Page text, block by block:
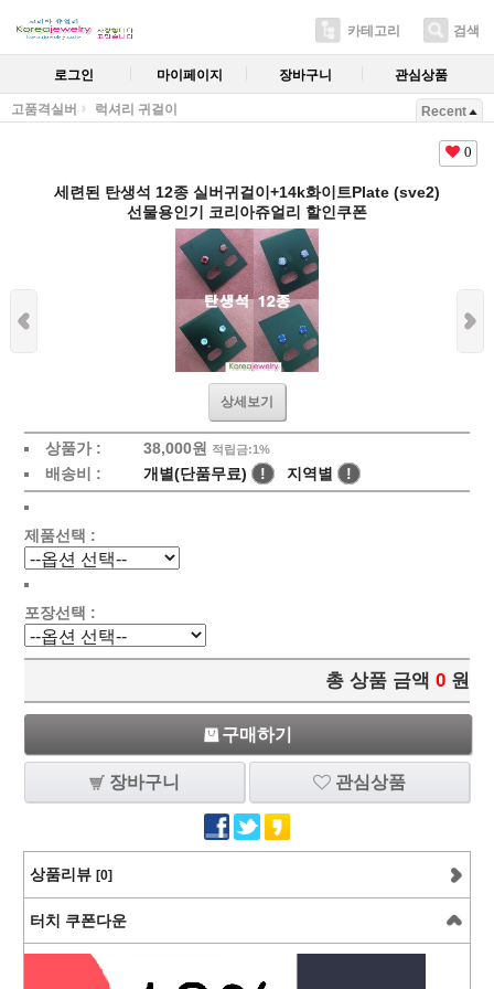
카테고리 검색
로그인 마이페이지 장바구니 관심상품
고품격실버 럭셔리 귀걸이 Recent
0
세련된 탄생석 12종 실버귀걸이+14k화이트Plate (sve2)
선물용인기 코리아쥬얼리 할인쿠폰
상세보기
상품가 : 38,000원 적립금:1%
배송비 : 개별(단품무료) ! 지역별 !
제품선택 :
포장선택 :
총 상품 금액 0 원
구매하기
장바구니 관심상품
상품리뷰 [0]
터치 쿠폰다운